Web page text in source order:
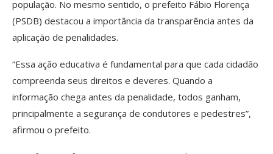
população. No mesmo sentido, o prefeito Fábio Florença
(PSDB) destacou a importância da transparência antes da
aplicação de penalidades.
“Essa ação educativa é fundamental para que cada cidadão
compreenda seus direitos e deveres. Quando a
informação chega antes da penalidade, todos ganham,
principalmente a segurança de condutores e pedestres”,
afirmou o prefeito.